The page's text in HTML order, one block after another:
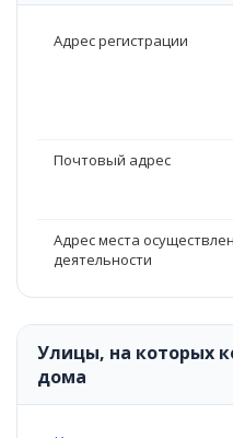
Адрес регистрации
Почтовый адрес
Адрес места
деятельности
Улицы, на которых
дома